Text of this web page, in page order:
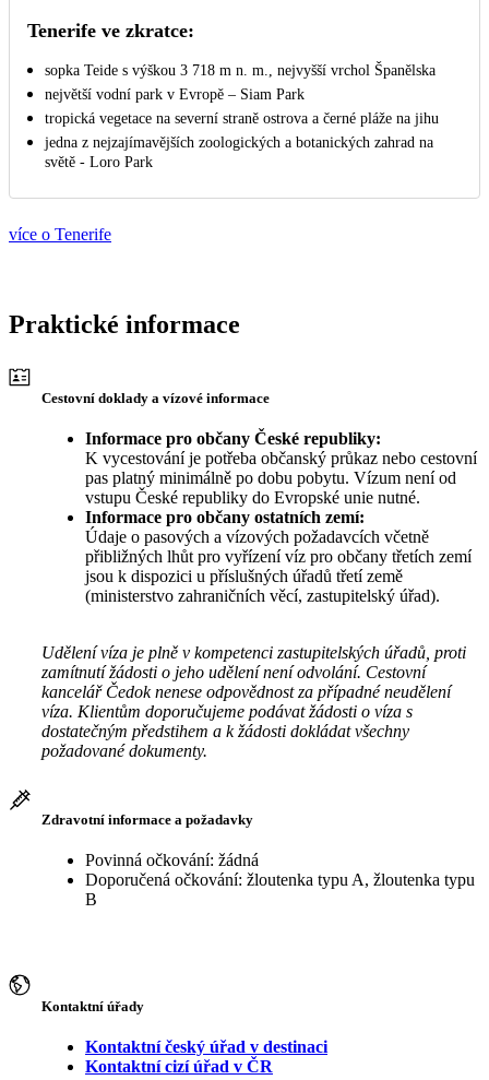
Tenerife ve zkratce:
sopka Teide s výškou 3 718 m n. m., nejvyšší vrchol Španělska
největší vodní park v Evropě – Siam Park
tropická vegetace na severní straně ostrova a černé pláže na jihu
jedna z nejzajímavějších zoologických a botanických zahrad na
světě - Loro Park
více o Tenerife
Praktické informace
Cestovní doklady a vízové informace
Informace pro občany České republiky:
K vycestování je potřeba občanský průkaz nebo cestovní
pas platný minimálně po dobu pobytu. Vízum není od
vstupu České republiky do Evropské unie nutné.
Informace pro občany ostatních zemí:
Údaje o pasových a vízových požadavcích včetně
přibližných lhůt pro vyřízení víz pro občany třetích zemí
jsou k dispozici u příslušných úřadů třetí země
(ministerstvo zahraničních věcí, zastupitelský úřad).
Udělení víza je plně v kompetenci zastupitelských úřadů, proti
zamítnutí žádosti o jeho udělení není odvolání. Cestovní
kancelář Čedok nenese odpovědnost za případné neudělení
víza. Klientům doporučujeme podávat žádosti o víza s
dostatečným předstihem a k žádosti dokládat všechny
požadované dokumenty.
Zdravotní informace a požadavky
Povinná očkování: žádná
Doporučená očkování: žloutenka typu A, žloutenka typu
B
Kontaktní úřady
Kontaktní český úřad v destinaci
Kontaktní cizí úřad v ČR